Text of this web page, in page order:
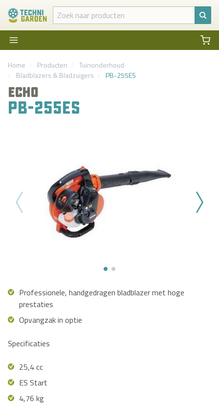
Home Producten
Tuinonderhoud
Bladblazers & Bladzuigers
PB-255ES
ECHO
PB-255ES
Professionele, handgedragen bladblazer met hoge
prestaties
Opvangzak in optie
Specificaties
25,4 cc
ES Start
4,76 kg